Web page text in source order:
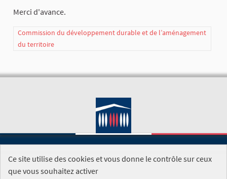
Merci d'avance.
Commission du développement durable et de l’aménagement
du territoire
SITE DE L'ASSEMBLÉE NATIONALE
Ce site utilise des cookies et vous donne le contrôle sur ceux
que vous souhaitez activer